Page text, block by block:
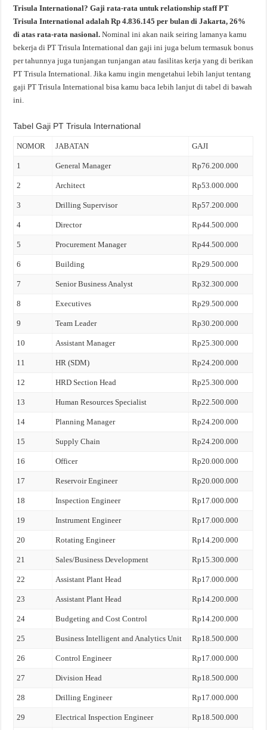
Trisula International? Gaji rata-rata untuk relationship staff PT
Trisula International adalah Rp 4.836.145 per bulan di Jakarta, 26%
di atas rata-rata nasional.Nominal ini akan naik seiring lamanya kamu
bekerja di PT Trisula International dan gaji ini juga belum termasuk bonus
per tahunnya juga tunjangan tunjangan atau fasilitas kerja yang di berikan
PT Trisula International. Jika kamu ingin mengetahui lebih lanjut tentang
gaji PT Trisula International bisa kamu baca lebih lanjut di tabel di bawah
ini.
Tabel Gaji PT Trisula International
NOMOR JABATAN GAJI
1 General Manager Rp76.200.000
2 Architect Rp53.000.000
3 Drilling Supervisor Rp57.200.000
4 Director Rp44.500.000
5 Procurement Manager Rp44.500.000
6 Building Rp29.500.000
7 Senior Business Analyst Rp32.300.000
8 Executives Rp29.500.000
9 Team Leader Rp30.200.000
10 Assistant Manager Rp25.300.000
11 HR (SDM) Rp24.200.000
12 HRD Section Head Rp25.300.000
13 Human Resources Specialist Rp22.500.000
14 Planning Manager Rp24.200.000
15 Supply Chain Rp24.200.000
16 Officer Rp20.000.000
17 Reservoir Engineer Rp20.000.000
18 Inspection Engineer Rp17.000.000
19 Instrument Engineer Rp17.000.000
20 Rotating Engineer Rp14.200.000
21 Sales/Business Development Rp15.300.000
22 Assistant Plant Head Rp17.000.000
23 Assistant Plant Head Rp14.200.000
24 Budgeting and Cost Control Rp14.200.000
25 Business Intelligent and Analytics Unit Rp18.500.000
26 Control Engineer Rp17.000.000
27 Division Head Rp18.500.000
28 Drilling Engineer Rp17.000.000
29 Electrical Inspection Engineer Rp18.500.000